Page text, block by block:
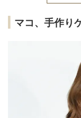
マコ、手作り